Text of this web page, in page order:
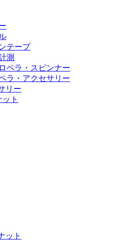
テープ
測
ペラ・スピンナー
ラ・アクセサリー
リー
ト
ット